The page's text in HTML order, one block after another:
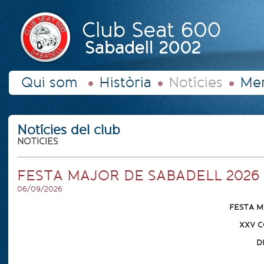
Qui som Història Notícies
Notícies del club
NOTÍCIES
FESTA MAJOR DE SABADELL 2026
06/09/2026
FESTA
XXV